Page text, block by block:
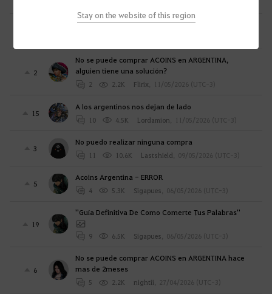
Stay on the website of this region
2 4.5K Nigromante, 13/05/2026 (UTC-3)
Argentina de lado PARA COMPRA DE ACOINS
2
No se puede comprar ACOINS en ARGENTINA,
alguien tiene una solución?
2 2.2K Flirix 11/05/2026 (UTC-3)
15
A los argentinos nos dejan de lado
10 4.5K Lordamion 11/05/2026 (UTC-3)
3
No puedo realizar ninguna compra
11 10.6K Lastshield 09/05/2026 (UTC-3)
5
Acoins Argentina - ERROR
4 5.3K Sigapues 06/05/2026 (UTC-3)
19
''Guía Definitiva De Como Comerte Tus Palabras''
9 6.5K Sigapues 06/05/2026 (UTC-3)
6
No se puede comprar ACOINS en ARGENTINA hace
mas de 2meses
5 2.2K nightii 27/04/2026 (UTC-3)